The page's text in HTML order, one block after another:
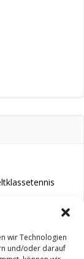
wir Technologien
und/oder darauf